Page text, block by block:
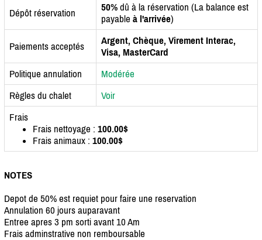
Dépôt réservation 50% dû à la réservation (La balance est
payable à l'arrivée)
Paiements acceptés
Argent, Chèque, Virement Interac,
Visa, MasterCard
Politique annulation
Modérée
Règles du chalet
Voir
Frais
Frais nettoyage : 100.00$
Frais animaux : 100.00$
NOTES
Depot de 50% est requiet pour faire une reservation
Annulation 60 jours auparavant
Entree apres 3 pm sorti avant 10 Am
Frais adminstrative non remboursable